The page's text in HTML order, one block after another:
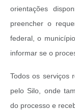
orientações
preencher o
federal, o
informar se o
Todos os serviços
pelo Silo, onde
do processo e